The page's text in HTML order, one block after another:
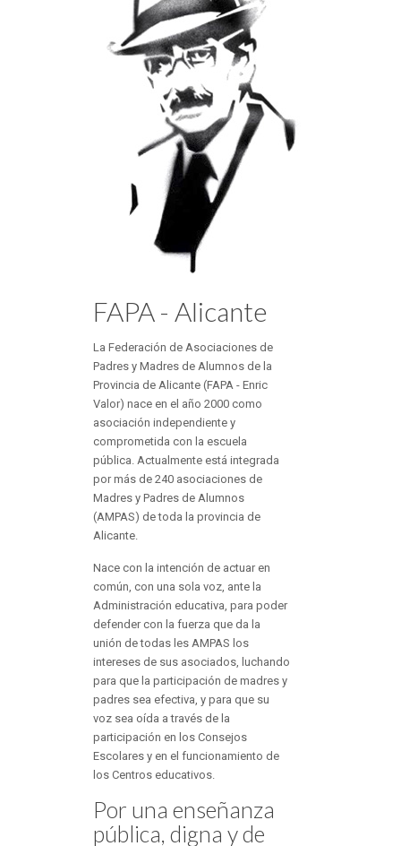
FAPA - Alicante
La Federación de Asociaciones de
Padres y Madres de Alumnos de la
Provincia de Alicante (FAPA - Enric
Valor) nace en el año 2000 como
asociación independiente y
comprometida con la escuela
pública. Actualmente está integrada
por más de 240 asociaciones de
Madres y Padres de Alumnos
(AMPAS) de toda la provincia de
Alicante.
Nace con la intención de actuar en
común, con una sola voz, ante la
Administración educativa, para poder
defender con la fuerza que da la
unión de todas les AMPAS los
intereses de sus asociados, luchando
para que la participación de madres y
padres sea efectiva, y para que su
voz sea oída a través de la
participación en los Consejos
Escolares y en el funcionamiento de
los Centros educativos.
Por una enseñanza
pública, digna y de